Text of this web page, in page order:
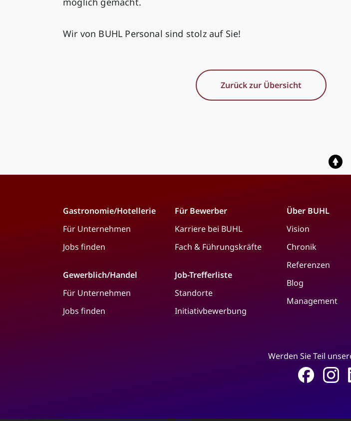
Wir von BUHL Personal sind stolz auf Sie!
Zurück zur Übersicht
Gastronomie/Hotellerie
Für Unternehmen
Jobs finden
Gewerblich/Handel
Für Unternehmen
Jobs finden
Für Bewerber
Karriere bei BUHL
Fach & Führungskräfte
Job-Trefferliste
Standorte
Initiativbewerbung
Über BUHL
Vision
Chronik
Referenzen
Blog
Management
Werden Sie Teil